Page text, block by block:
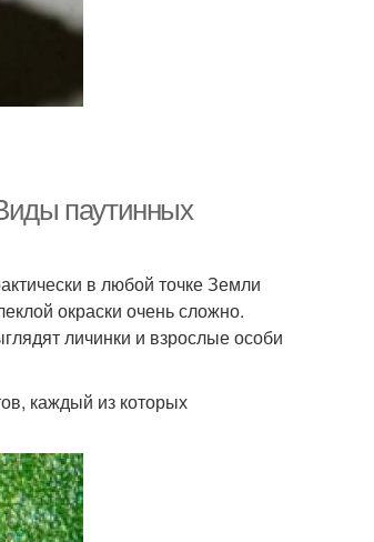
паутинных
в любой точке Земли
окраски очень сложно.
личинки и взрослые особи
каждый из которых